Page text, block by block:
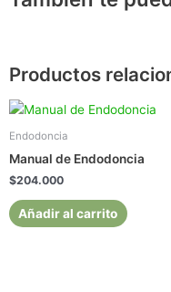
Productos
Endodoncia
Manual de Endodoncia
$204.000
Añadir al carrito